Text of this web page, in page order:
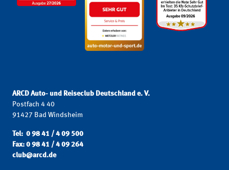
ARCD Auto- und Reiseclub Deutschland e. V.
Postfach 4 40
91427 Bad Windsheim
Tel: 0 98 41 / 4 09 500
Fax: 0 98 41 / 4 09 264
club@arcd.de